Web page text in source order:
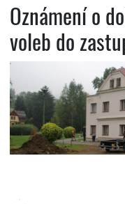
Oznámení o
voleb do